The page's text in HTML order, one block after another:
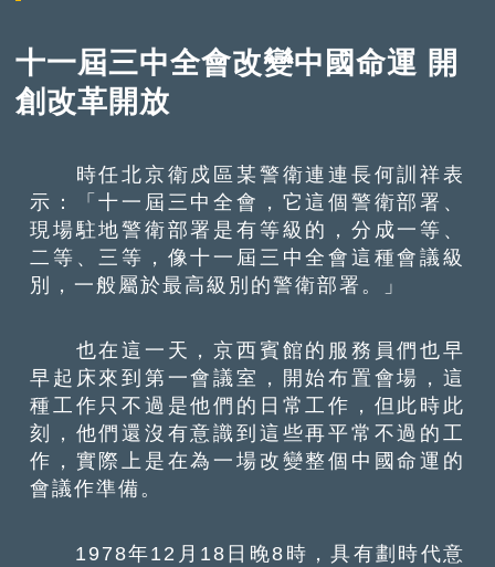
十一屆三中全會改變中國命運 開
創改革開放
時任北京衛戍區某警衛連連長何訓祥表
示：「十一屆三中全會，它這個警衛部署、
現場駐地警衛部署是有等級的，分成一等、
二等、三等，像十一屆三中全會這種會議級
別，一般屬於最高級別的警衛部署。」
也在這一天，京西賓館的服務員們也早
早起床來到第一會議室，開始布置會場，這
種工作只不過是他們的日常工作，但此時此
刻，他們還沒有意識到這些再平常不過的工
作，實際上是在為一場改變整個中國命運的
會議作準備。
1978年12月18日晚8時，具有劃時代意